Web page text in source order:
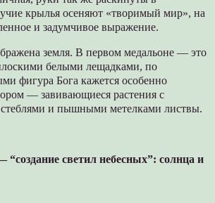
крылья осеняют «творимый мир», на
и задумчивое выражение.
земля. В первом медальоне — это
белыми лещадками, по
фигура Бога кажется особенно
— завивающиеся растения с
и пышными метелками листвы.
светил небесных”: солнца и